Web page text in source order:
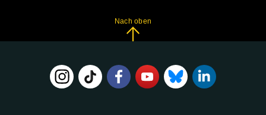
Nach oben